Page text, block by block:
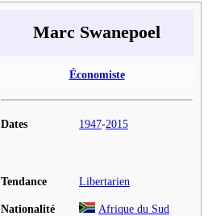
Marc Swanepoel
Économiste
Dates 1947-2015
Tendance Libertarien
Nationalité Afrique du Sud